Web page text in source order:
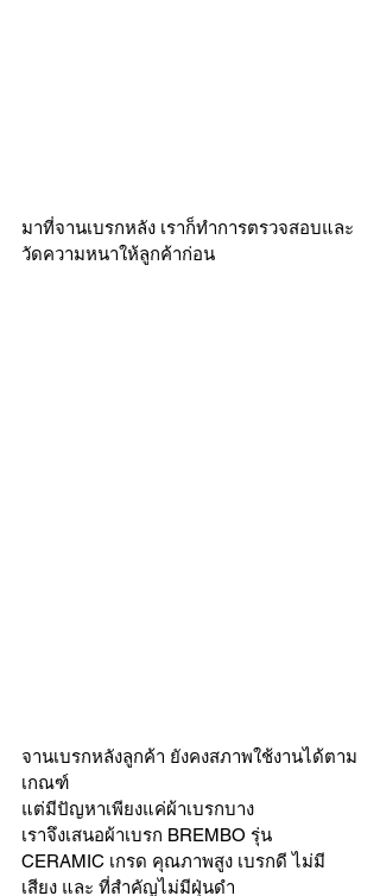
มาที่จานเบรกหลัง เราก็ทำการตรวจสอบและ
วัดความหนาให้ลูกค้าก่อน
จานเบรกหลังลูกค้า ยังคงสภาพใช้งานได้ตาม
เกณฑ์
แต่มีปัญหาเพียงแค่ผ้าเบรกบาง
เราจึงเสนอผ้าเบรก BREMBO รุ่น
CERAMIC เกรด คุณภาพสูง เบรกดี ไม่มี
เสียง และ ที่สำคัญไม่มีฝุ่นดำ